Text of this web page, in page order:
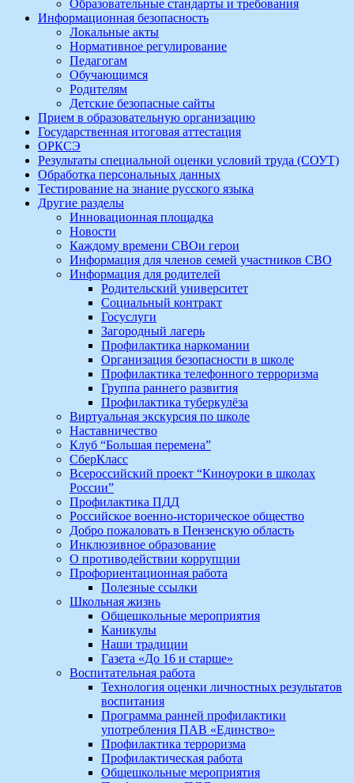
Образовательные стандарты и требования
Информационная безопасность
Локальные акты
Нормативное регулирование
Педагогам
Обучающимся
Родителям
Детские безопасные сайты
Прием в образовательную организацию
Государственная итоговая аттестация
ОРКСЭ
Результаты специальной оценки условий труда (СОУТ)
Обработка персональных данных
Тестирование на знание русского языка
Другие разделы
Инновационная площадка
Новости
Каждому времени СВОи герои
Информация для членов семей участников СВО
Информация для родителей
Родительский университет
Социальный контракт
Госуслуги
Загородный лагерь
Профилактика наркомании
Организация безопасности в школе
Профилактика телефонного терроризма
Группа раннего развития
Профилактика туберкулёза
Виртуальная экскурсия по школе
Наставничество
Клуб “Большая перемена”
СберКласс
Всероссийский проект “Киноуроки в школах
России”
Профилактика ПДД
Российское военно-историческое общество
Добро пожаловать в Пензенскую область
Инклюзивное образование
О противодействии коррупции
Профориентационная работа
Полезные ссылки
Школьная жизнь
Общешкольные мероприятия
Каникулы
Наши традиции
Газета «До 16 и старше»
Воспитательная работа
Технология оценки личностных результатов
воспитания
Программа ранней профилактики
употребления ПАВ «Единство»
Профилактика терроризма
Профилактическая работа
Общешкольные мероприятия